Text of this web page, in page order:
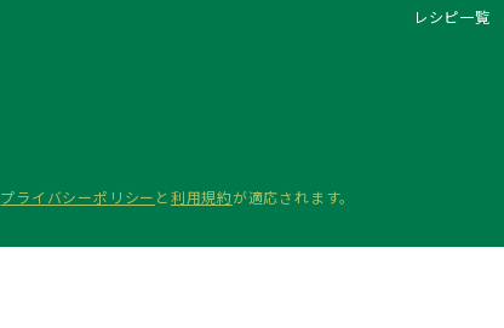
レシピ一覧
プライバシーポリシー と利用規約が適応されます。